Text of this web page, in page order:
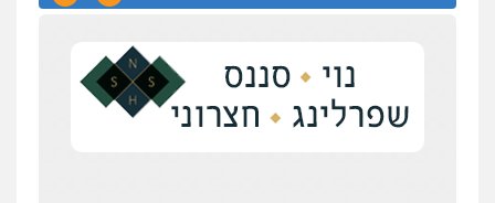
ניר קידר – צלם
0504578527
נכס בכפר קאסם
על סדר היום